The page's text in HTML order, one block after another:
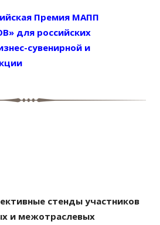
Премия МАПП
для российских
сувенирной и
стенды участников
и межотраслевых